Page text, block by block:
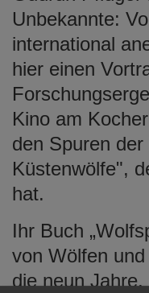
Unbekannte:
international
hier einen
Kino am
den Spuren
Küstenwölfe",
hat.
Ihr Buch
von Wölfen
die neun